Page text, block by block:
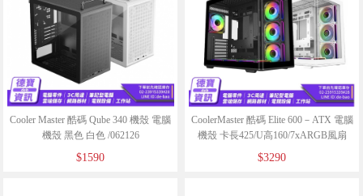
Cooler Master 酷碼 Qube 340 機殼 電腦
機殼 黑色 白色 /062126
$1590
CoolerMaster 酷碼 Elite 600－ATX 電腦
機殼 卡長425/U高160/7xARGB風扇
083025 白色
$3290